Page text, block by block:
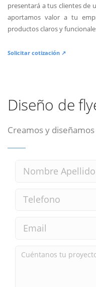
presentará a tus clientes de
aportamos valor a tu
productos claros y
Solicitar cotización ↗
Diseño de
Creamos y